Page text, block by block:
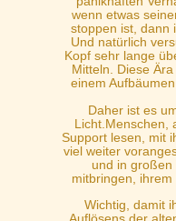
wenn etwas
stoppen ist, dann
Und natürlich
Kopf sehr lange
Mitteln. Diese
einem
Daher ist es
Licht.Menschen,
Support lesen, mit
viel weiter
und in großen
mitbringen, ihrem
Wichtig, damit